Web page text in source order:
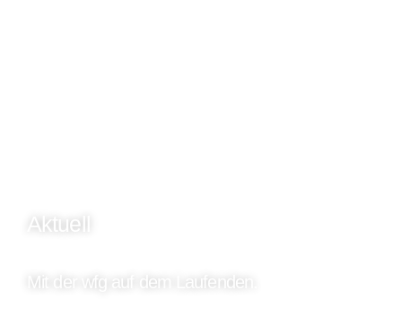
Aktuell
Mit der wfg auf dem Laufenden.